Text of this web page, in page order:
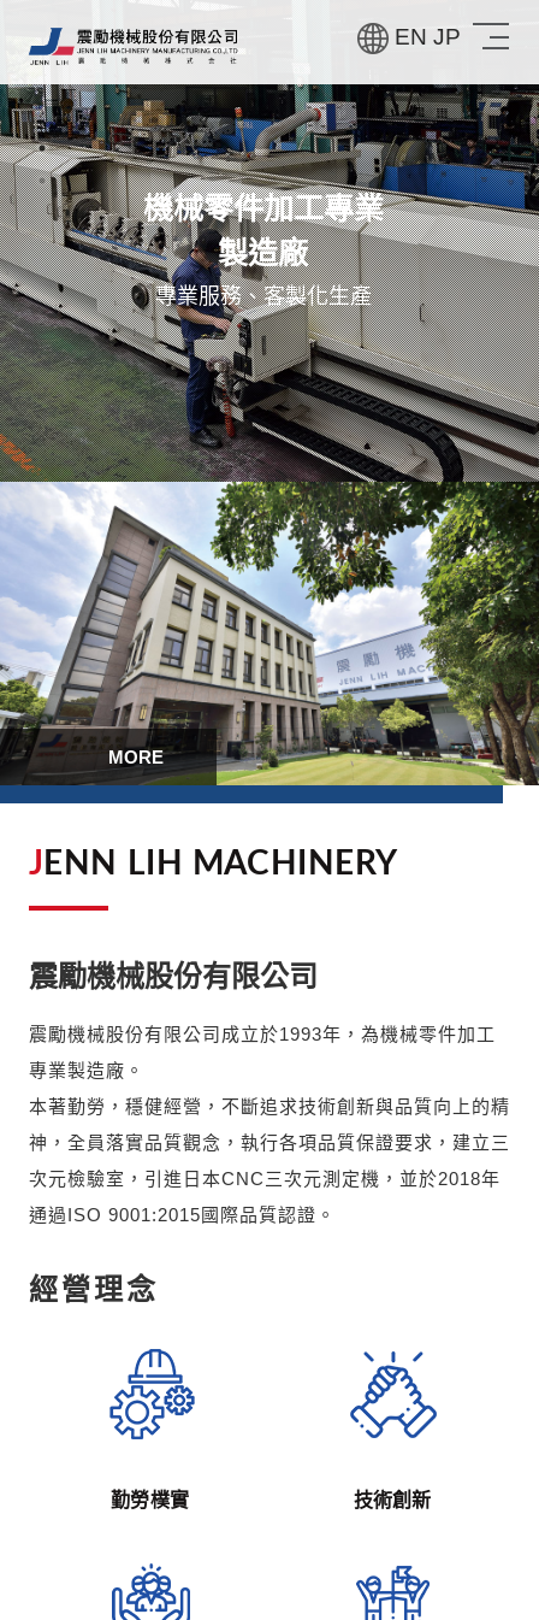
EN JP
機械零件加工專業
製造廠
專業服務、客製化生產
MORE
JENN LIH MACHINERY
震勵機械股份有限公司
震勵機械股份有限公司成立於1993年，為機械零件加工
專業製造廠。
本著勤勞，穩健經營，不斷追求技術創新與品質向上的精
神，全員落實品質觀念，執行各項品質保證要求，建立三
次元檢驗室，引進日本CNC三次元測定機，並於2018年
通過ISO 9001:2015國際品質認證。
經營理念
勤勞樸實 技術創新